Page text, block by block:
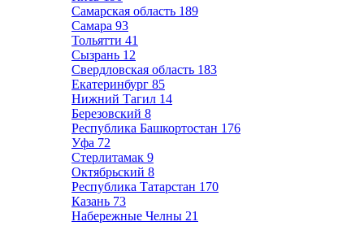
Самарская область 189
Самара 93
Тольятти 41
Сызрань 12
Свердловская область 183
Екатеринбург 85
Нижний Тагил 14
Березовский 8
Республика Башкортостан 176
Уфа 72
Стерлитамак 9
Октябрьский 8
Республика Татарстан 170
Казань 73
Набережные Челны 21